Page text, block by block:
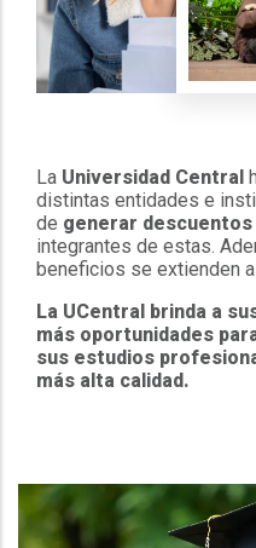
La Universidad Central
distintas entidades e
de generar
integrantes de estas.
beneficios se extienden
La UCentral brinda a
más oportunidades
sus estudios
más alta calidad.